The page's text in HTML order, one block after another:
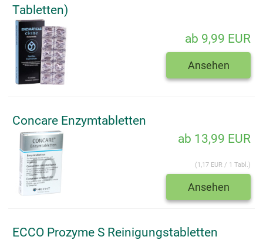
Tabletten)
ab 9,99 EUR
Ansehen
Concare Enzymtabletten
ab 13,99 EUR
(1,17 EUR / 1 Tabl.)
Ansehen
ECCO Prozyme S Reinigungstabletten